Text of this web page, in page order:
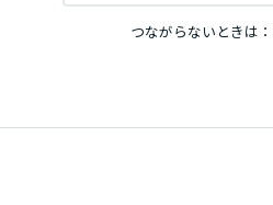
つながらないときは：